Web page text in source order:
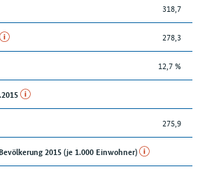
318,7
278,3
12,7 %
275,9
2015 (je 1.000 Einwohner)